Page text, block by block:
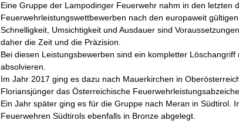
Eine Gruppe der Lampodinger Feuerwehr nahm in den
Feuerwehrleistungswettbewerben nach den europaweit
Schnelligkeit, Umsichtigkeit und Ausdauer sind
daher die Zeit und die Präzision.
Bei diesen Leistungsbewerben sind ein kompletter
absolvieren.
Im Jahr 2017 ging es dazu nach Mauerkirchen in
Floriansjünger das Österreichische
Ein Jahr später ging es für die Gruppe nach Meran in Südtirol.
Feuerwehren Südtirols ebenfalls in Bronze abgelegt.